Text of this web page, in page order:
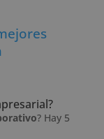
? Hay 5